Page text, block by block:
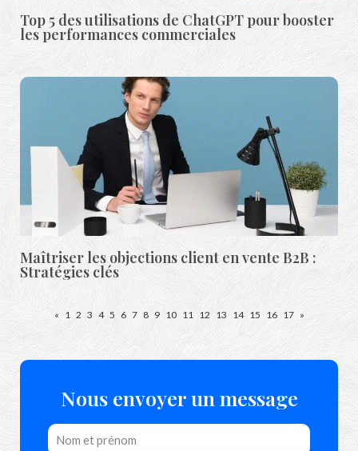
Top 5 des utilisations de ChatGPT pour booster
les performances commerciales
Maîtriser les objections client en vente B2B :
Stratégies clés
« 1 2 3 4 5 6 7 8 9 10 11 12 13 14 15 16 17 »
Nous envoyer un message